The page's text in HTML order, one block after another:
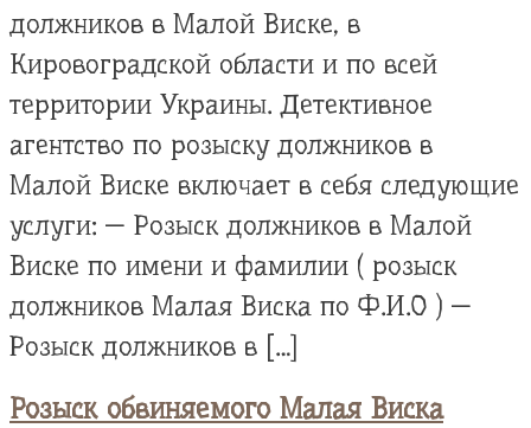
должников в Малой Виске, в
Кировоградской области и по всей
территории Украины. Детективное
агентство по розыску должников в
Малой Виске включает в себя следующие
услуги: — Розыск должников в Малой
Виске по имени и фамилии ( розыск
должников Малая Виска по Ф.И.О ) —
Розыск должников в […]
Розыск обвиняемого Малая Виска